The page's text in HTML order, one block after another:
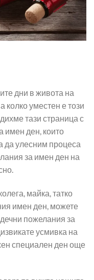
дни в живота на
колко уместен е този
тази страница с
имен ден, които
да улесним процеса
за имен ден на
майка, татко
имен ден, можете
пожелания за
усмивка на
специален ден още